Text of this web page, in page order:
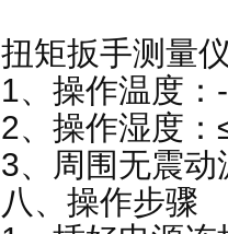
扭矩扳手测量
1、操作温度
2、操作湿度
3、周围无震
八、操作步骤